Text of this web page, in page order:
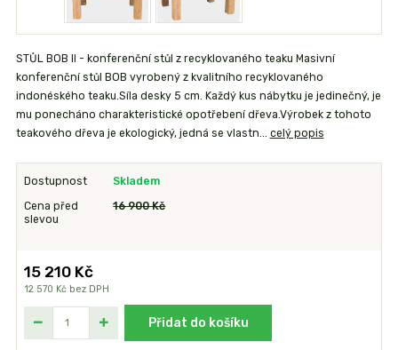
STŮL BOB II - konferenční stůl z recyklovaného teaku Masivní
konferenční stůl BOB vyrobený z kvalitního recyklovaného
indonéského teaku.Síla desky 5 cm. Každý kus nábytku je jedinečný, je
mu ponecháno charakteristické opotřebení dřeva.Výrobek z tohoto
teakového dřeva je ekologický, jedná se vlastn... celý popis
Dostupnost Skladem
Cena před
slevou
16 900 Kč
15 210 Kč
12 570 Kč bez DPH
Přidat do košíku